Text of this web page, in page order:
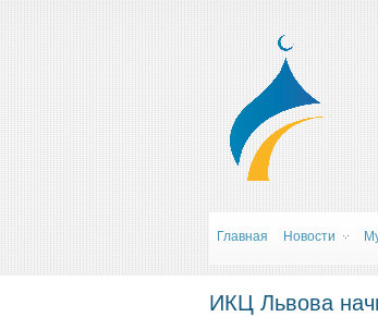
Главная Новости
ИКЦ Львова